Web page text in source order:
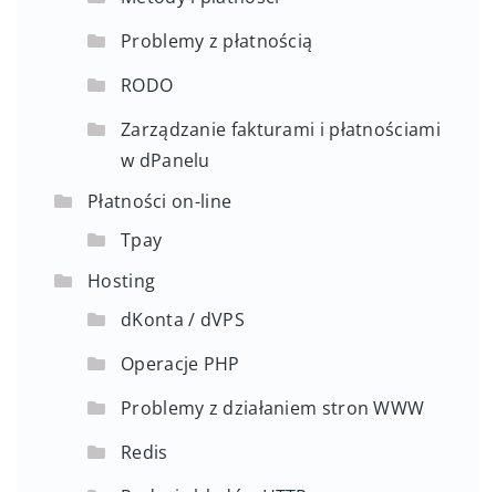
Problemy z płatnością
RODO
Zarządzanie fakturami i płatnościami
w dPanelu
Płatności on-line
Tpay
Hosting
dKonta / dVPS
Operacje PHP
Problemy z działaniem stron WWW
Redis